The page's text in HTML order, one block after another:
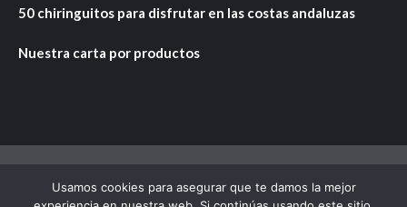
50 chiringuitos para disfrutar en las costas andaluzas
Nuestra carta por productos
Copyright © Todos los derechos reservados.|CoverNews
Usamos cookies para asegurar que te damos la mejor